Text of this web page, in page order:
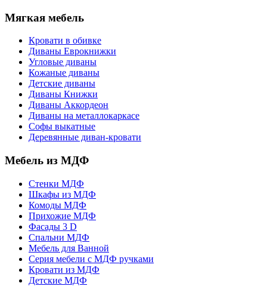
Мягкая мебель
Кровати в обивке
Диваны Еврокнижки
Угловые диваны
Кожаные диваны
Детские диваны
Диваны Книжки
Диваны Аккордеон
Диваны на металлокаркасе
Софы выкатные
Деревянные диван-кровати
Мебель из МДФ
Стенки МДФ
Шкафы из МДФ
Комоды МДФ
Прихожие МДФ
Фасады 3 D
Спальни МДФ
Мебель для Ванной
Серия мебели с МДФ ручками
Кровати из МДФ
Детские МДФ